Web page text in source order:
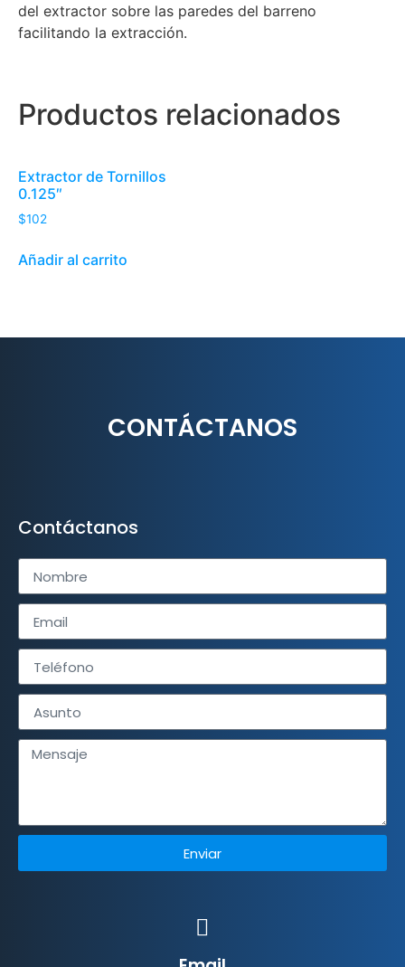
del extractor sobre las paredes del barreno
facilitando la extracción.
Productos relacionados
Extractor de Tornillos
0.125″
$102
Añadir al carrito
CONTÁCTANOS
Contáctanos
Enviar